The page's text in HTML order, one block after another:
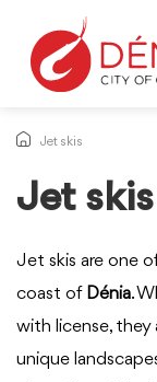
Jet skis
Jet
Jet skis are one
coast of Dénia.
with license, they
unique